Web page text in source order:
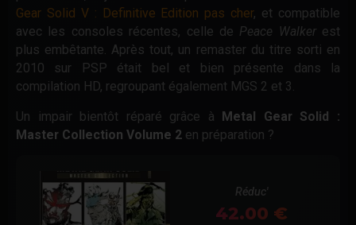
Gear Solid V : Definitive Edition pas cher, et compatible
avec les consoles récentes, celle de Peace Walkerest
plus embêtante. Après tout, un remaster du titre sorti en
2010 sur PSP était bel et bien présente dans la
compilation HD, regroupant également MGS 2 et 3.
Un impair bientôt réparé grâce à Metal Gear Solid :
Master Collection Volume 2 en préparation ?
Réduc'
42.00